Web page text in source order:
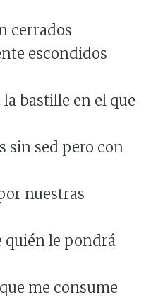
cerrados
escondidos
bastille en el que
sin sed pero con
nuestras
quién le pondrá
me consume